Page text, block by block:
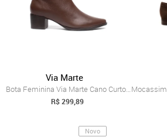
Via Marte
Bota Feminina Via Marte Cano Curto Couro Marrom
R$ 299,89
Novo